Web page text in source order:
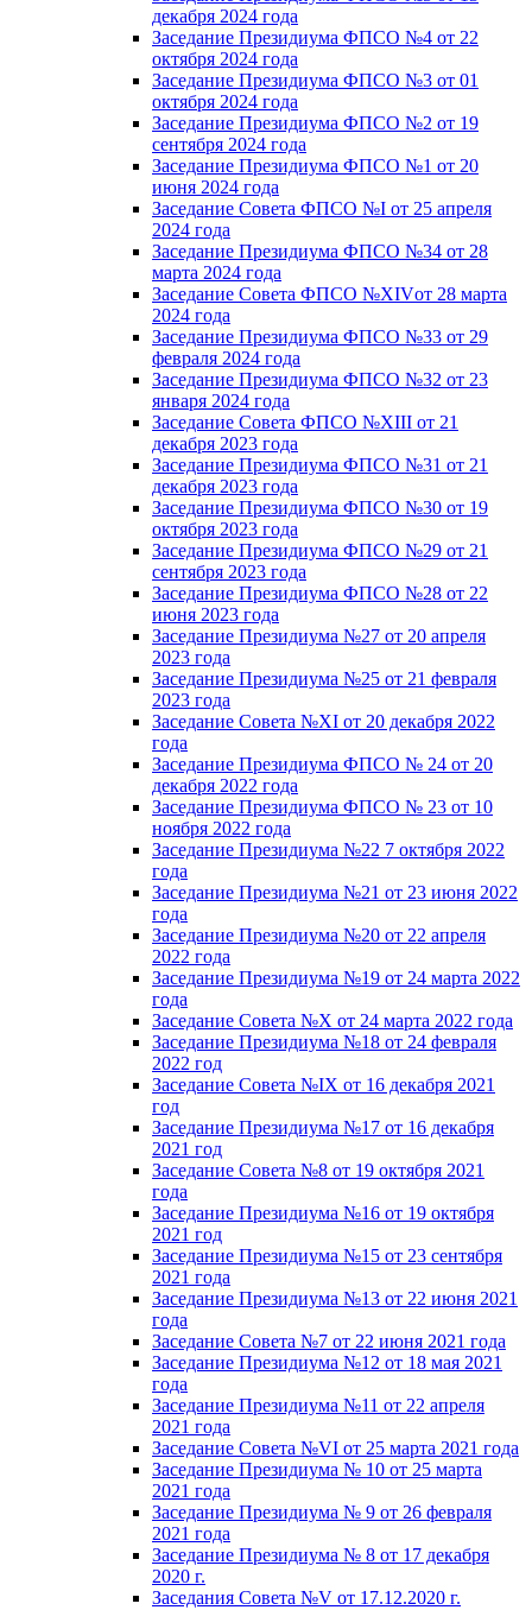
декабря 2024 года
Заседание Президиума ФПСО №4 от 22
октября 2024 года
Заседание Президиума ФПСО №3 от 01
октября 2024 года
Заседание Президиума ФПСО №2 от 19
сентября 2024 года
Заседание Президиума ФПСО №1 от 20
июня 2024 года
Заседание Совета ФПСО №I от 25 апреля
2024 года
Заседание Президиума ФПСО №34 от 28
марта 2024 года
Заседание Совета ФПСО №XIVот 28 марта
2024 года
Заседание Президиума ФПСО №33 от 29
февраля 2024 года
Заседание Президиума ФПСО №32 от 23
января 2024 года
Заседание Совета ФПСО №XIII от 21
декабря 2023 года
Заседание Президиума ФПСО №31 от 21
декабря 2023 года
Заседание Президиума ФПСО №30 от 19
октября 2023 года
Заседание Президиума ФПСО №29 от 21
сентября 2023 года
Заседание Президиума ФПСО №28 от 22
июня 2023 года
Заседание Президиума №27 от 20 апреля
2023 года
Заседание Президиума №25 от 21 февраля
2023 года
Заседание Совета №XI от 20 декабря 2022
года
Заседание Президиума ФПСО № 24 от 20
декабря 2022 года
Заседание Президиума ФПСО № 23 от 10
ноября 2022 года
Заседание Президиума №22 7 октября 2022
года
Заседание Президиума №21 от 23 июня 2022
года
Заседание Президиума №20 от 22 апреля
2022 года
Заседание Президиума №19 от 24 марта 2022
года
Заседание Совета №X от 24 марта 2022 года
Заседание Президиума №18 от 24 февраля
2022 год
Заседание Совета №IX от 16 декабря 2021
год
Заседание Президиума №17 от 16 декабря
2021 год
Заседание Совета №8 от 19 октября 2021
года
Заседание Президиума №16 от 19 октября
2021 год
Заседание Президиума №15 от 23 сентября
2021 года
Заседание Президиума №13 от 22 июня 2021
года
Заседание Совета №7 от 22 июня 2021 года
Заседание Президиума №12 от 18 мая 2021
года
Заседание Президиума №11 от 22 апреля
2021 года
Заседание Совета №VI от 25 марта 2021 года
Заседание Президиума № 10 от 25 марта
2021 года
Заседание Президиума № 9 от 26 февраля
2021 года
Заседание Президиума № 8 от 17 декабря
2020 г.
Заседания Совета №V от 17.12.2020 г.